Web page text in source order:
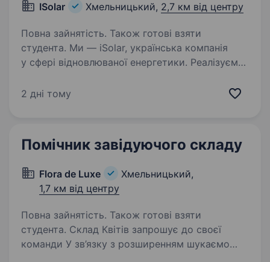
ISolar Хмельницький, 2,7 км від центру
Повна зайнятість. Також готові взяти
студента. Ми — iSolar, українська компанія
у сфері відновлюваної енергетики. Реалізуємо
проєктування до монтажу та сервісу СЕС
2 дні тому
Помічник завідуючого складу
Flora de Luxe
Хмельницький,
1,7 км від центру
Повна зайнятість. Також готові взяти
студента. Склад Квітів запрошує до своєї
команди У зв’язку з розширенням шукаємо